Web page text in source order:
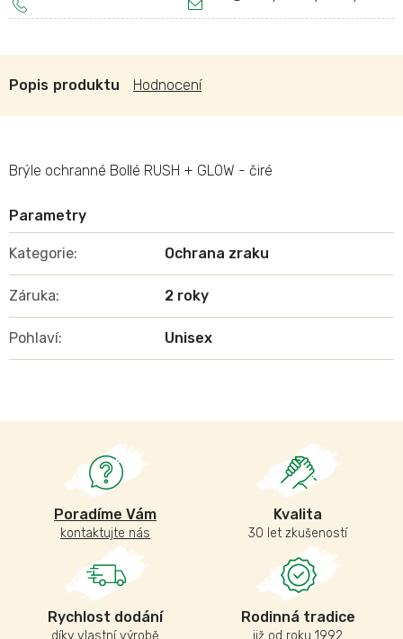
Poradíme Vám
kontaktujte nás
Kvalita
30 let zkušeností
Rychlost dodání
díky vlastní výrobě
Rodinná tradice
již od roku 1992
Popis Hodnocení
Brýle ochranné Bollé RUSH + GLOW - čiré
Kategorie: Ochrana zraku
Záruka: 2 roky
Pohlaví: Unisex